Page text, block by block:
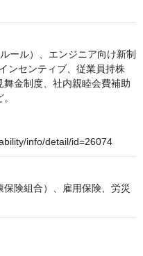
ール）、エンジニア向け新制
ンセンティブ、従業員持株
金制度、社内親睦会費補助
info/detail/id=26074
険組合）、雇用保険、労災